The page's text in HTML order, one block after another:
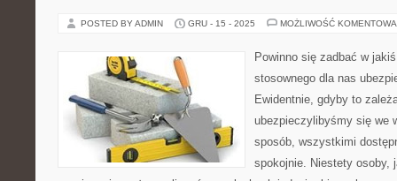
POSTED BY ADMIN GRU - 15 - 2025 MOŻLIWOŚĆ
Powinno się zadbać w
stosownego dla nas
Ewidentnie, gdyby to
ubezpieczylibyśmy się we
sposób, wszystkimi
spokojnie. Niestety osoby,